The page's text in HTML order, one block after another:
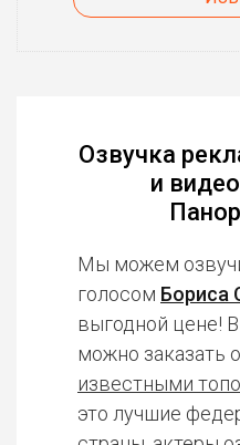
Озвучка
и
Мы можем
голосом Бориса
выгодной цене!
можно заказать
известными
это лучшие